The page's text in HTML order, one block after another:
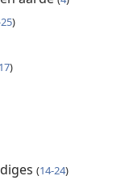
)
)
(14-24)